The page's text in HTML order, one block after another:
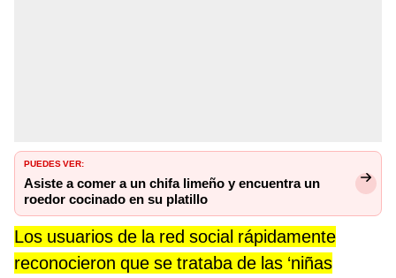
PUEDES VER:
Asiste a comer a un chifa limeño y encuentra un
roedor cocinado en su platillo
Los usuarios de la red social rápidamente
reconocieron que se trataba de las ‘niñas